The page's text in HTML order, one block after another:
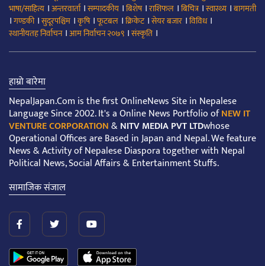
भाषा/साहित्य ।अन्तरवार्ता।सम्पादकीय ।बिशेष।राशिफल ।बिचित्र।स्वास्थ्य ।बागमती
।गण्डकी।सुदूरपश्चिम ।कृषि।फूटबल ।क्रिकेट।सेयर बजार ।विविध।
स्थानीयतह निर्वाचन।आम निर्वाचन २०७९ ।संस्कृति ।
हाम्रो बारेमा
NepalJapan.Com is the first OnlineNews Site in Nepalese
Language Since 2002. It's a Online News Portfolio ofNEW IT
VENTURE CORPORATION&NITV MEDIA PVT LTDwhose
Operational Offices are Based in Japan and Nepal. We feature
News & Activity of Nepalese Diaspora together with Nepal
Political News, Social Affairs & Entertainment Stuffs.
सामाजिक संजाल